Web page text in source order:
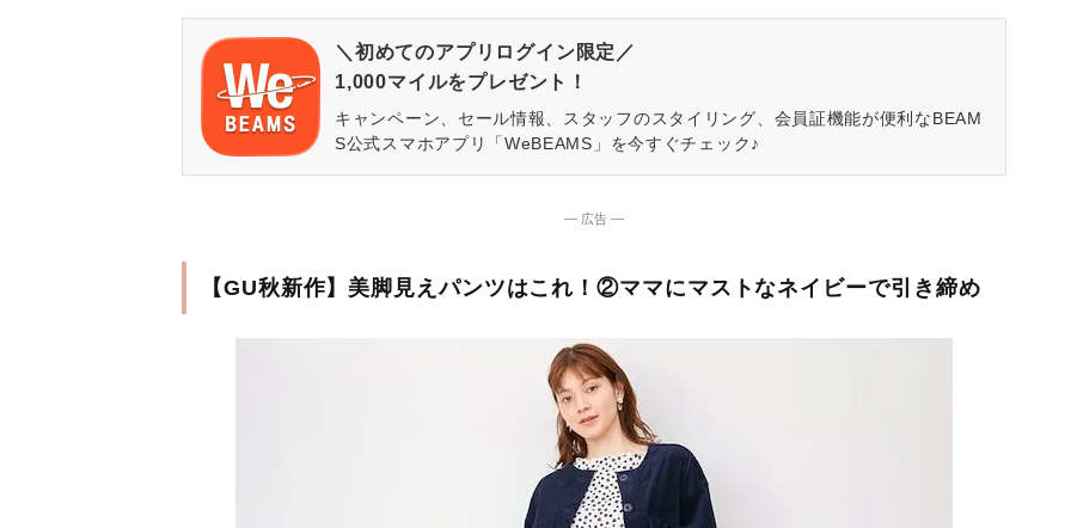
＼初めてのアプリログイン限定／
1,000マイルをプレゼント！
キャンペーン、セール情報、スタッフのスタイリング、会員証機能が便利なBEAM
S公式スマホアプリ「WeBEAMS」を今すぐチェック♪
― 広告 ―
【GU秋新作】美脚見えパンツはこれ！②ママにマストなネイビーで引き締め